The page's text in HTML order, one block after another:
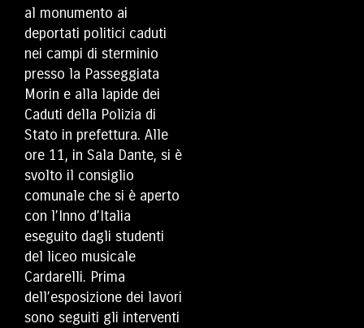
al monumento ai
deportati politici caduti
nei campi di sterminio
presso la Passeggiata
Morin e alla lapide dei
Caduti della Polizia di
Stato in prefettura. Alle
ore 11, in Sala Dante, si è
svolto il consiglio
comunale che si è aperto
con l’Inno d’Italia
eseguito dagli studenti
del liceo musicale
Cardarelli. Prima
dell’esposizione dei lavori
sono seguiti gli interventi